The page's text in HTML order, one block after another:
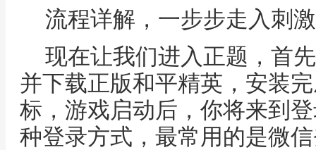
流程详解，一步步走入刺
现在让我们进入正题，首
并下载正版和平精英，安装
标，游戏启动后，你将来到
种登录方式，最常用的是微